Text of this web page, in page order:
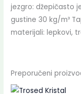
jezgro: džepičasto
gustine 30 kg/m³
materijali: lepkovi,
Preporučeni